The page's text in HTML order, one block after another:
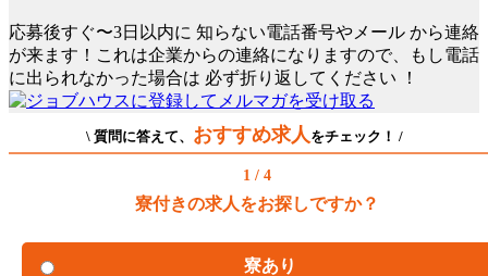
応募後すぐ〜3日以内に 知らない電話番号やメール から連絡
が来ます！これは企業からの連絡になりますので、もし電話
に出られなかった場合は 必ず折り返してください ！
\ 質問に答えて、 おすすめ求人 をチェック！ /
1 / 4
寮付きの求人をお探しですか？
寮あり